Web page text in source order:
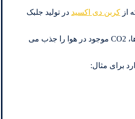
از کربن دی اکسید در تولید جلبک
برای افزایش رشد جلبک ها، CO2 موجود در هوا را جذب می
برای مثال: